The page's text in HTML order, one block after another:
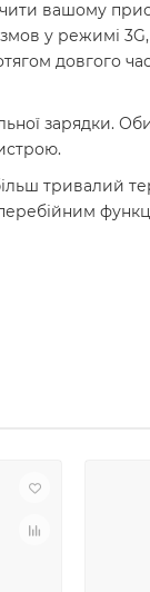
вашому
у режимі
довгого
зарядки.
тривалий